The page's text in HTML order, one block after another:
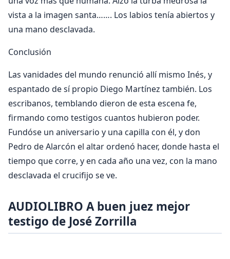
vista a la imagen santa……. Los labios tenía abiertos y
una mano desclavada.
Conclusión
Las vanidades del mundo renunció allí mismo Inés, y
espantado de sí propio Diego Martínez también. Los
escribanos, temblando dieron de esta escena fe,
firmando como testigos cuantos hubieron poder.
Fundóse un aniversario y una capilla con él, y don
Pedro de Alarcón el altar ordenó hacer, donde hasta el
tiempo que corre, y en cada año una vez, con la mano
desclavada el crucifijo se ve.
AUDIOLIBRO A buen juez mejor
testigo de José Zorrilla